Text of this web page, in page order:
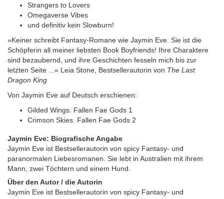
Strangers to Lovers
Omegaverse Vibes
und definitiv kein Slowburn!
»Keiner schreibt Fantasy-Romane wie Jaymin Eve. Sie ist die
Schöpferin all meiner liebsten Book Boyfriends! Ihre Charaktere
sind bezaubernd, und ihre Geschichten fesseln mich bis zur
letzten Seite ...« Leia Stone, Bestsellerautorin von The Last
Dragon King
Von Jaymin Eve auf Deutsch erschienen:
Gilded Wings. Fallen Fae Gods 1
Crimson Skies. Fallen Fae Gods 2
Jaymin Eve: Biografische Angabe
Jaymin Eve ist Bestsellerautorin von spicy Fantasy- und
paranormalen Liebesromanen. Sie lebt in Australien mit ihrem
Mann, zwei Töchtern und einem Hund.
Über den Autor / die Autorin
Jaymin Eve ist Bestsellerautorin von spicy Fantasy- und